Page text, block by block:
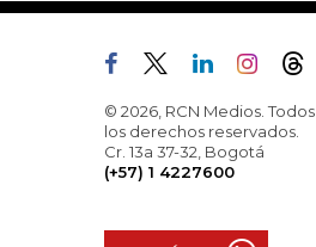
© 2026, RCN Medios. Todos
los derechos reservados.
Cr. 13a 37-32, Bogotá
(+57) 1 4227600